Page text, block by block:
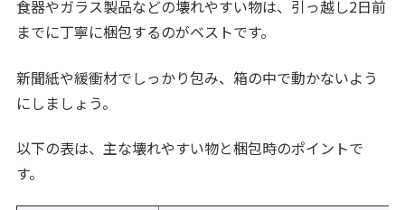
食器やガラス製品などの壊れやすい物は、引っ越し2日前
までに丁寧に梱包するのがベストです。
新聞紙や緩衝材でしっかり包み、箱の中で動かないよう
にしましょう。
以下の表は、主な壊れやすい物と梱包時のポイントで
す。